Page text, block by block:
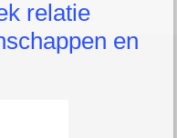
relatie
en